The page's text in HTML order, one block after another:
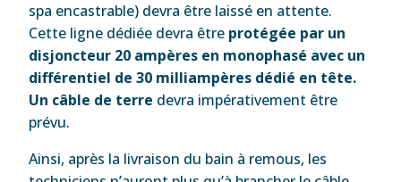
spa encastrable) devra être laissé en attente.
Cette ligne dédiée devra être protégée par un
disjoncteur 20 ampères en monophasé avec un
différentiel de 30 milliampères dédié en tête.
Un câble de terre devra impérativement être
prévu.
Ainsi, après la livraison du bain à remous, les